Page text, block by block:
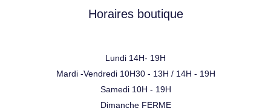
Horaires boutique
Lundi 14H- 19H
Mardi -Vendredi 10H30 - 13H / 14H - 19H
Samedi 10H - 19H
Dimanche FERME